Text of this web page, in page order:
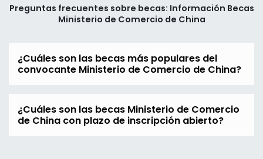
Preguntas frecuentes sobre becas: Información Becas
Ministerio de Comercio de China
¿Cuáles son las becas más populares del
convocante Ministerio de Comercio de China?
¿Cuáles son las becas Ministerio de Comercio
de China con plazo de inscripción abierto?